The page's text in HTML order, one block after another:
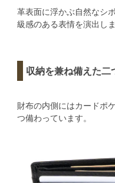
革表面に浮かぶ自然なシ
級感のある表情を演出しま
収納を兼ね備えた二
財布の内側にはカードポ
つ備わっています。